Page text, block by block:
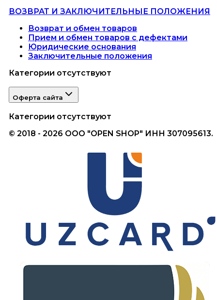
ВОЗВРАТ И ЗАКЛЮЧИТЕЛЬНЫЕ ПОЛОЖЕНИЯ
Возврат и обмен товаров
Прием и обмен товаров с дефектами
Юридические основания
Заключительные положения
Категории отсутствуют
Оферта сайта
Категории отсутствуют
© 2018 - 2026 ООО "OPEN SHOP" ИНН 307095613.